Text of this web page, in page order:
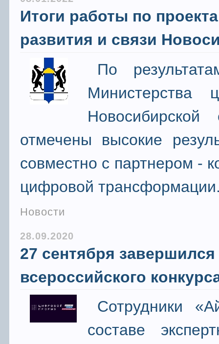
Итоги работы по
развития и связи
По
Министерства
отмечены высокие
совместно с партнером -
цифровой
Новости
28.09.2020
27 сентября
всероссийского
Сотрудники
составе